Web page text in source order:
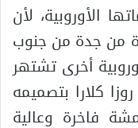
الأوروبية، لأن
من جدة من جنوب
أخرى تشتهر
كلارا بتصميمه
فاخرة وعالية